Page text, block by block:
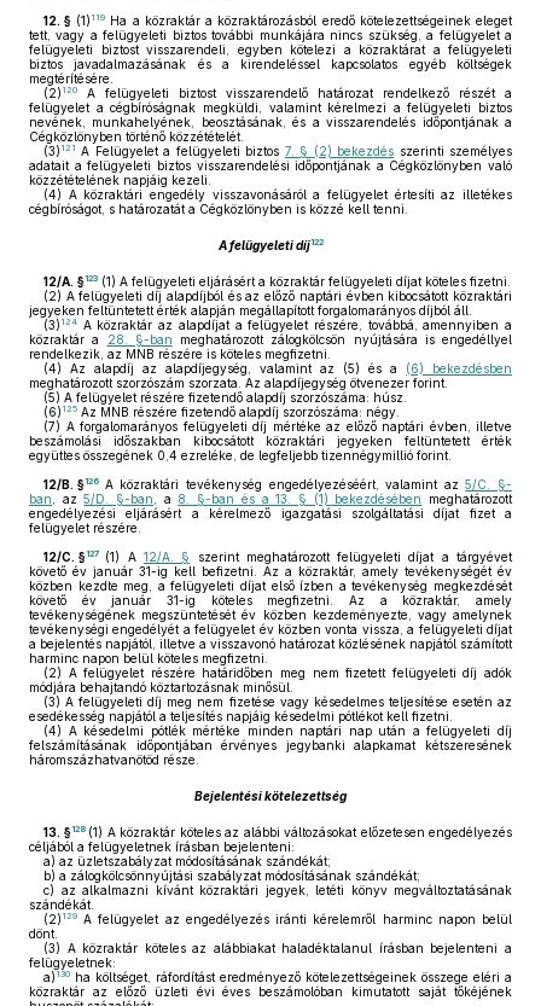
12. § (1) 119 Ha a közraktár a közraktározásból eredő kötelezettségeinek eleget
tett, vagy a felügyeleti biztos további munkájára nincs szükség, a felügyelet a
felügyeleti biztost visszarendeli, egyben kötelezi a közraktárat a felügyeleti
biztos javadalmazásának és a kirendeléssel kapcsolatos egyéb költségek
megtérítésére.
(2) 120
A felügyeleti biztost visszarendelő határozat rendelkező részét a
felügyelet a cégbíróságnak megküldi, valamint kérelmezi a felügyeleti biztos
nevének, munkahelyének, beosztásának, és a visszarendelés időpontjának a
Cégközlönyben történő közzétételét.
(3) 121 A Felügyelet a felügyeleti biztos 7. § (2) bekezdés szerinti személyes
adatait a felügyeleti biztos visszarendelési időpontjának a Cégközlönyben való
közzétételének napjáig kezeli.
(4) A közraktári engedély visszavonásáról a felügyelet értesíti az illetékes
cégbíróságot, s határozatát a Cégközlönyben is közzé kell tenni.
A felügyeleti díj122
12/A. §123 (1) A felügyeleti eljárásért a közraktár felügyeleti díjat köteles fizetni.
(2) A felügyeleti díj alapdíjból és az előző naptári évben kibocsátott közraktári
jegyeken feltüntetett érték alapján megállapított forgalomarányos díjból áll.
(3) 124 A közraktár az alapdíjat a felügyelet részére, továbbá, amennyiben a
közraktár a
28. §-ban meghatározott zálogkölcsön nyújtására is engedéllyel
rendelkezik, az MNB részére is köteles megfizetni.
(4) Az alapdíj az alapdíjegység, valamint az (5) és a (6) bekezdésben
meghatározott szorzószám szorzata. Az alapdíjegység ötvenezer forint.
(5) A felügyelet részére fizetendő alapdíj szorzószáma: húsz.
(6) 125 Az MNB részére fizetendő alapdíj szorzószáma: négy.
(7) A forgalomarányos felügyeleti díj mértéke az előző naptári évben, illetve
beszámolási időszakban kibocsátott közraktári jegyeken feltüntetett érték
együttes összegének 0,4 ezreléke, de legfeljebb tizennégymillió forint.
12/B. §126 A közraktári tevékenység engedélyezéséért, valamint az5/C. §-
ban , az5/D. §-ban , a 8. §-ban és a 13. § (1) bekezdésében
meghatározott
engedélyezési eljárásért a kérelmező igazgatási szolgáltatási díjat fizet a
felügyelet részére.
12/C. §127 (1) A 12/A. §
szerint meghatározott felügyeleti díjat a tárgyévet
követő év január 31-ig kell befizetni. Az a közraktár, amely tevékenységét év
közben kezdte meg, a felügyeleti díjat első ízben a tevékenység megkezdését
követő év január 31-ig köteles megfizetni. Az a közraktár, amely
tevékenységének megszüntetését év közben kezdeményezte, vagy amelynek
tevékenységi engedélyét a felügyelet év közben vonta vissza, a felügyeleti díjat
a bejelentés napjától, illetve a visszavonó határozat közlésének napjától számított
harminc napon belül köteles megfizetni.
(2) A felügyelet részére határidőben meg nem fizetett felügyeleti díj adók
módjára behajtandó köztartozásnak minősül.
(3) A felügyeleti díj meg nem fizetése vagy késedelmes teljesítése esetén az
esedékesség napjától a teljesítés napjáig késedelmi pótlékot kell fizetni.
(4) A késedelmi pótlék mértéke minden naptári nap után a felügyeleti díj
felszámításának időpontjában érvényes jegybanki alapkamat kétszeresének
háromszázhatvanötöd része.
Bejelentési kötelezettség
13. §128 (1) A közraktár köteles az alábbi változásokat előzetesen engedélyezés
céljából a felügyeletnek írásban bejelenteni:
a) az üzletszabályzat módosításának szándékát;
b) a zálogkölcsönnyújtási szabályzat módosításának szándékát;
c) az alkalmazni kívánt közraktári jegyek, letéti könyv megváltoztatásának
szándékát.
(2) 129 A felügyelet az engedélyezés iránti kérelemről harminc napon belül
dönt.
(3) A közraktár köteles az alábbiakat haladéktalanul írásban bejelenteni a
felügyeletnek:
a) 130 ha költséget, ráfordítást eredményező kötelezettségeinek összege eléri a
közraktár az előző üzleti évi éves beszámolóban kimutatott saját tőkéjének